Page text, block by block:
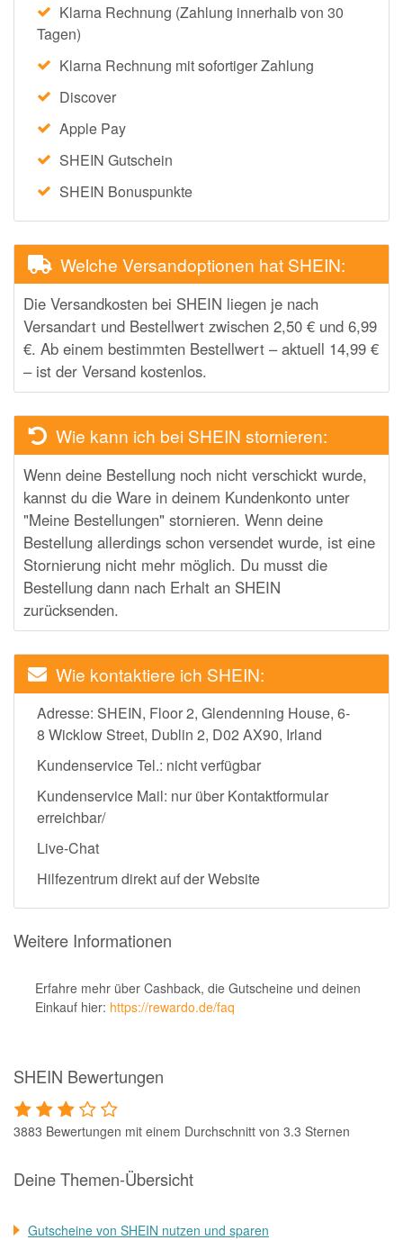
Tagen)
Klarna Rechnung mit sofortiger Zahlung
Discover
Apple Pay
SHEIN Gutschein
SHEIN Bonuspunkte
Welche Versandoptionen hat SHEIN:
Die Versandkosten bei SHEIN liegen je nach
Versandart und Bestellwert zwischen 2,50 € und 6,99
€. Ab einem bestimmten Bestellwert – aktuell 14,99 €
– ist der Versand kostenlos.
Wie kann ich bei SHEIN stornieren:
Wenn deine Bestellung noch nicht verschickt wurde,
kannst du die Ware in deinem Kundenkonto unter
"Meine Bestellungen" stornieren. Wenn deine
Bestellung allerdings schon versendet wurde, ist eine
Stornierung nicht mehr möglich. Du musst die
Bestellung dann nach Erhalt an SHEIN
zurücksenden.
Wie kontaktiere ich SHEIN:
Adresse: SHEIN, Floor 2, Glendenning House, 6-
8 Wicklow Street, Dublin 2, D02 AX90, Irland
Kundenservice Tel.: nicht verfügbar
Kundenservice Mail: nur über Kontaktformular
erreichbar/
Live-Chat
Hilfezentrum direkt auf der Website
Weitere Informationen
Erfahre mehr über Cashback, die Gutscheine und deinen
Einkauf hier: https://rewardo.de/faq
SHEIN Bewertungen
3883 Bewertungen mit einem Durchschnitt von 3.3 Sternen
Deine Themen-Übersicht
Gutscheine von SHEIN nutzen und sparen